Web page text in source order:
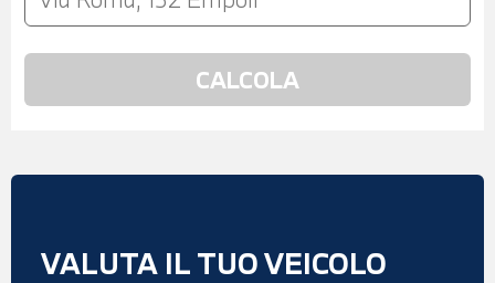
VALUTA IL TUO VEICOLO